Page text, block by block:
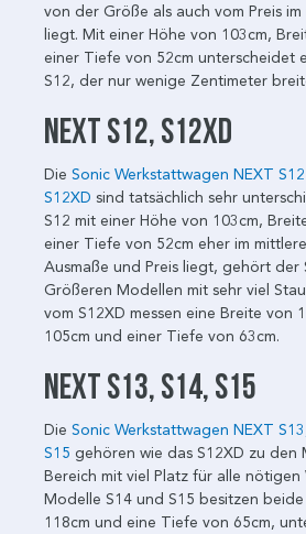
von der Größe als auch vom Preis
liegt. Mit einer Höhe von 103cm,
einer Tiefe von 52cm unterscheidet
S12, der nur wenige Zentimeter
NEXT S12, S12XD
Die Sonic Werkstattwagen NEXT
S12XD sind tatsächlich sehr
S12 mit einer Höhe von 103cm,
einer Tiefe von 52cm eher im
Ausmaße und Preis liegt, gehört der
Größeren Modellen mit sehr viel
vom S12XD messen eine Breite von
105cm und einer Tiefe von 63cm.
NEXT S13, S14, S15
Die Sonic Werkstattwagen NEXT
S15 gehören wie das S12XD zu den
Bereich mit viel Platz für alle nötigen
Modelle S14 und S15 besitzen
118cm und eine Tiefe von 65cm,